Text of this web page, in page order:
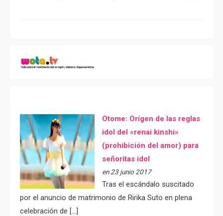
Otome: Orígen de las reglas
idol del «renai kinshi»
(prohibición del amor) para
señoritas idol
en 23 junio 2017
Tras el escándalo suscitado
por el anuncio de matrimonio de Ririka Suto en plena
celebración de […]